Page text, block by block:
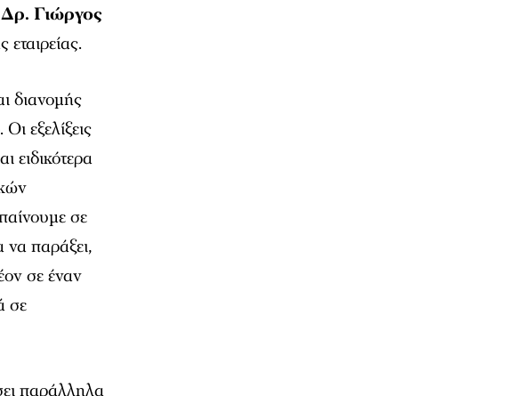
Δρ. Γιώργος
διανομής
εξελίξεις
ειδικότερα
σε
να παράξει,
σε έναν
σε
παράλληλα